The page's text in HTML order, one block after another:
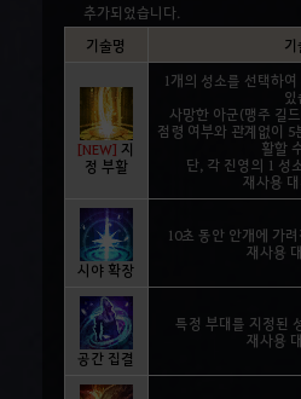
추가되었습니다.
기술명
기
[NEW] 지
정 부활
1개의 성소를 선택하
있
사망한 아군(맹주 길
점령 여부와 관계없이
활할
단, 각 진영의 1 성
재사용
시야 확장
10초 동안 안개에 가
재사용
공간 집결
특정 부대를 지정된
재사용